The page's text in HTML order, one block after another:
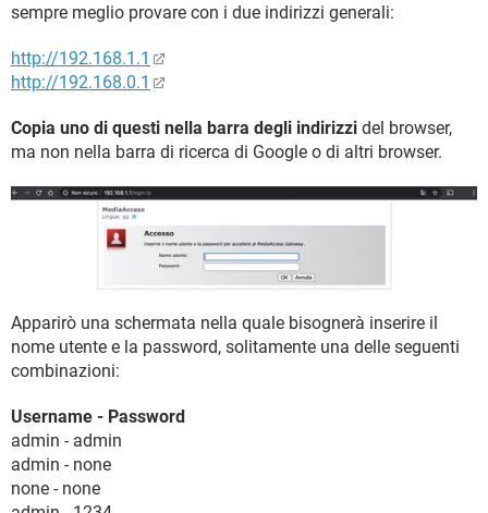
sempre meglio provare con i due indirizzi generali:
http://192.168.1.1
http://192.168.0.1
Copia uno di questi nella barra degli indirizzi del browser,
ma non nella barra di ricerca di Google o di altri browser.
Apparirò una schermata nella quale bisognerà inserire il
nome utente e la password, solitamente una delle seguenti
combinazioni:
Username - Password
admin - admin
admin - none
none - none